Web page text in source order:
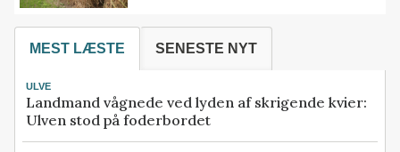
MEST LÆSTE SENESTE NYT
ULVE
Landmand vågnede ved lyden af skrigende kvier:
Ulven stod på foderbordet